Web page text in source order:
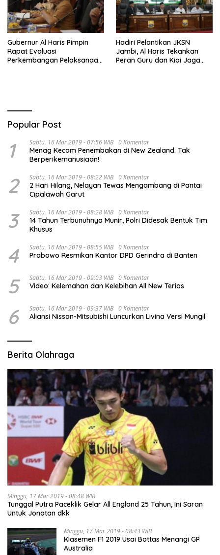
Gubernur Al Haris Pimpin
Rapat Evaluasi
Perkembangan Pelaksanaan
Hadiri Pelantikan JKSN
Jambi, Al Haris Tekankan
Peran Guru dan Kiai Jaga
Popular Post
1 Sabtu, 16 Mar 2019 - 07:56 WIB 0 Komentar
Menag Kecam Penembakan di New Zealand: Tak
Berperikemanusiaan!
2 Sabtu, 16 Mar 2019 - 08:22 WIB 0 Komentar
2 Hari Hilang, Nelayan Tewas Mengambang di Pantai
Cipalawah Garut
3 Sabtu, 16 Mar 2019 - 08:28 WIB 0 Komentar
14 Tahun Terbunuhnya Munir, Polri Didesak Bentuk Tim
Khusus
4 Sabtu, 16 Mar 2019 - 08:55 WIB 0 Komentar
Prabowo Resmikan Kantor DPD Gerindra di Banten
5 Sabtu, 16 Mar 2019 - 09:03 WIB 0 Komentar
Video: Kelemahan dan Kelebihan All New Terios
6 Sabtu, 16 Mar 2019 - 09:37 WIB 0 Komentar
Aliansi Nissan-Mitsubishi Luncurkan Livina Versi Mungil
Berita Olahraga
Minggu, 17 Mar 2019 - 08:48 WIB
Tunggal Putra Paceklik Gelar All England 25 Tahun, Ini Saran
Untuk Jonatan dkk
Minggu, 17 Mar 2019 - 08:43 WIB
Klasemen F1 2019 Usai Bottas Menangi GP
Australia